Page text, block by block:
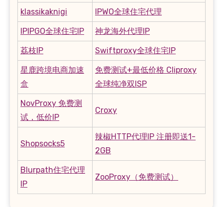
klassikaknigi IPWO全球住宅代理
IPIPGO全球住宅IP 神龙海外代理IP
荔枝IP Swiftproxy全球住宅IP
星鹿跨境电商加速
盒
免费测试+最低价格 Cliproxy
全球纯净双ISP
NovProxy 免费测
试，低价IP
Croxy
Shopsocks5
辣椒HTTP代理IP 注册即送1-
2GB
Blurpath住宅代理
IP
ZooProxy（免费测试）